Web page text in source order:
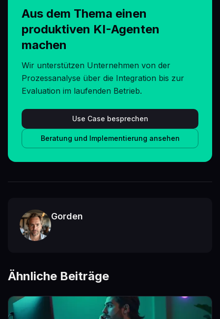
Aus dem Thema einen
produktiven KI-Agenten
machen
Wir unterstützen Unternehmen von der
Prozessanalyse über die Integration bis zur
Evaluation im laufenden Betrieb.
Use Case besprechen
Beratung und Implementierung ansehen
Gorden
Ähnliche Beiträge